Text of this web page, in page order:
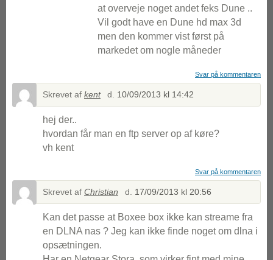
at overveje noget andet feks Dune ..
Vil godt have en Dune hd max 3d
men den kommer vist først på
markedet om nogle måneder
Svar på kommentaren
Skrevet af kent d. 10/09/2013 kl 14:42
hej der..
hvordan får man en ftp server op af køre?
vh kent
Svar på kommentaren
Skrevet af Christian d. 17/09/2013 kl 20:56
Kan det passe at Boxee box ikke kan streame fra
en DLNA nas ? Jeg kan ikke finde noget om dlna i
opsætningen.